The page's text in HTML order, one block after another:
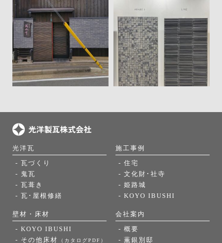
光洋瓦
- 瓦づくり
- 鬼瓦
- 瓦葺き
- 瓦･屋根修繕
壁材・床材
- KOYO IBUSHI
- その他床材
（カタログPDF）
施工事例
- 住宅
- 文化財･社寺
- 姫路城
- KOYO IBUSHI
会社案内
- 概要
- 薫銀別邸